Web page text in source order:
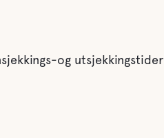
og utsjekkingstider